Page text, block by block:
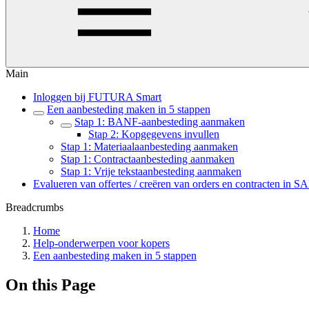
Main
Inloggen bij FUTURA Smart
Een aanbesteding maken in 5 stappen
Stap 1: BANF-aanbesteding aanmaken
Stap 2: Kopgegevens invullen
Stap 1: Materiaalaanbesteding aanmaken
Stap 1: Contractaanbesteding aanmaken
Stap 1: Vrije tekstaanbesteding aanmaken
Evalueren van offertes / creëren van orders en contracten in
Breadcrumbs
Home
Help-onderwerpen voor kopers
Een aanbesteding maken in 5 stappen
On this Page